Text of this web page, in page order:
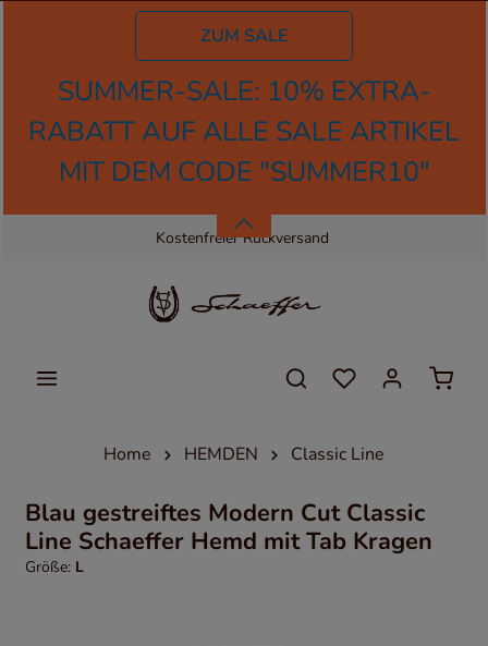
ZUM SALE
SUMMER-SALE: 10% EXTRA-
RABATT AUF ALLE SALE ARTIKEL
MIT DEM CODE "SUMMER10"
Kostenfreier Rückversand
Home HEMDEN Classic Line
Blau gestreiftes Modern Cut Classic
Line Schaeffer Hemd mit Tab Kragen
Größe: L